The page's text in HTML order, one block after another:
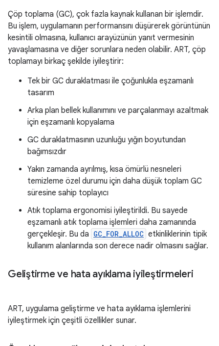
Çöp toplama (GC), çok fazla kaynak kullanan bir işlemdir.
Bu işlem, uygulamanın performansını düşürerek görüntünün
kesintili olmasına, kullanıcı arayüzünün yanıt vermesinin
yavaşlamasına ve diğer sorunlara neden olabilir. ART, çöp
toplamayı birkaç şekilde iyileştirir:
Tek bir GC duraklatması ile çoğunlukla eşzamanlı
tasarım
Arka plan bellek kullanımını ve parçalanmayı azaltmak
için eşzamanlı kopyalama
GC duraklatmasının uzunluğu yığın boyutundan
bağımsızdır
Yakın zamanda ayrılmış, kısa ömürlü nesneleri
temizleme özel durumu için daha düşük toplam GC
süresine sahip toplayıcı
Atık toplama ergonomisi iyileştirildi. Bu sayede
eşzamanlı atık toplama işlemleri daha zamanında
gerçekleşir. Bu da GC_FOR_ALLOC etkinliklerinin tipik
kullanım alanlarında son derece nadir olmasını sağlar.
Geliştirme ve hata ayıklama iyileştirmeleri
ART, uygulama geliştirme ve hata ayıklama işlemlerini
iyileştirmek için çeşitli özellikler sunar.